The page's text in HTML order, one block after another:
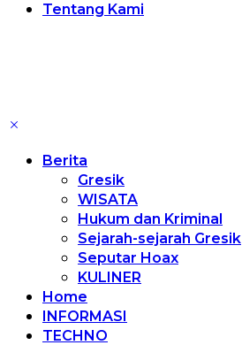
Tentang Kami
Berita
Gresik
WISATA
Hukum dan Kriminal
Sejarah-sejarah Gresik
Seputar Hoax
KULINER
Home
INFORMASI
TECHNO